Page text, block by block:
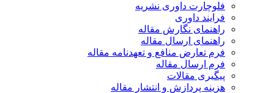
فلوچارت داوری نشریه
فرایند داوری
راهنمای نگارش مقاله
راهنمای ارسال مقاله
فرم تعارض منافع و تعهدنامه مقاله
فرم ارسال مقاله
پیگیری مقالات
هزینه پردازش و انتشار مقاله